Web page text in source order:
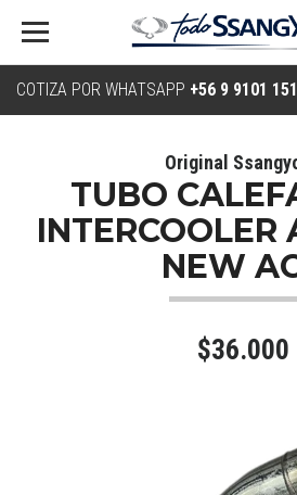
COTIZA POR WHATSAPP +56 9 9101
Original
TUBO
INTERCOOLER
NEW
$36.000